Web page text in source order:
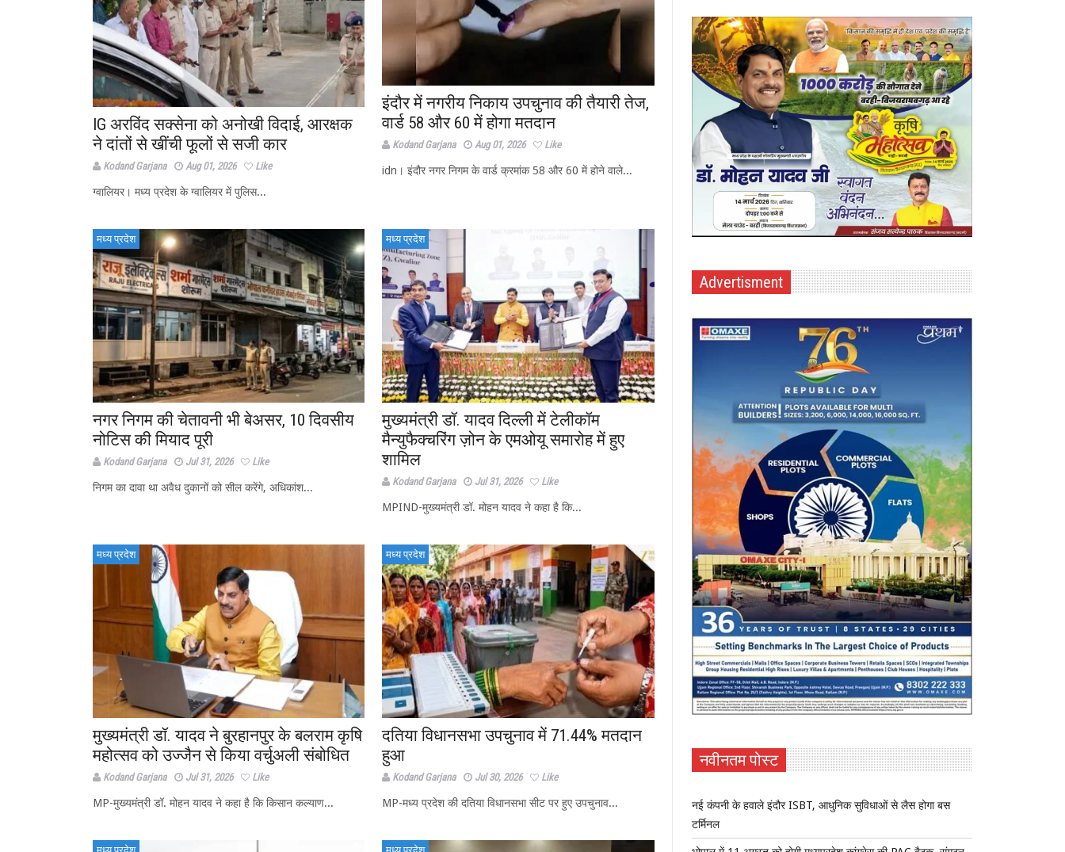
IG अरविंद सक्सेना को अनोखी विदाई, आरक्षक
ने दांतों से खींची फूलों से सजी कार
Kodand Garjana Aug 01, 2026 Like
ग्वालियर। मध्य प्रदेश के ग्वालियर में पुलिस...
इंदौर में नगरीय निकाय उपचुनाव की तैयारी तेज,
वार्ड 58 और 60 में होगा मतदान
Kodand Garjana Aug 01, 2026 Like
idn। इंदौर नगर निगम के वार्ड क्रमांक 58 और 60 में होने वाले...
मध्य प्रदेश
नगर निगम की चेतावनी भी बेअसर, 10 दिवसीय
नोटिस की मियाद पूरी
Kodand Garjana Jul 31, 2026 Like
निगम का दावा था अवैध दुकानों को सील करेंगे, अधिकांश...
मध्य प्रदेश
मुख्यमंत्री डॉ. यादव दिल्ली में टेलीकॉम
मैन्युफैक्चरिंग ज़ोन के एमओयू समारोह में हुए
शामिल
Kodand Garjana Jul 31, 2026 Like
MPIND-मुख्यमंत्री डॉ. मोहन यादव ने कहा है कि...
मध्य प्रदेश
मुख्यमंत्री डॉ. यादव ने बुरहानपुर के बलराम कृषि
महोत्सव को उज्जैन से किया वर्चुअली संबोधित
Kodand Garjana Jul 31, 2026 Like
MP-मुख्यमंत्री डॉ. मोहन यादव ने कहा है कि किसान कल्याण...
मध्य प्रदेश
दतिया विधानसभा उपचुनाव में 71.44% मतदान
हुआ
Kodand Garjana Jul 30, 2026 Like
MP-मध्य प्रदेश की दतिया विधानसभा सीट पर हुए उपचुनाव...
Advertisment
नवीनतम पोस्ट
नई कंपनी के हवाले इंदौर ISBT, आधुनिक सुविधाओं से लैस होगा बस
टर्मिनल